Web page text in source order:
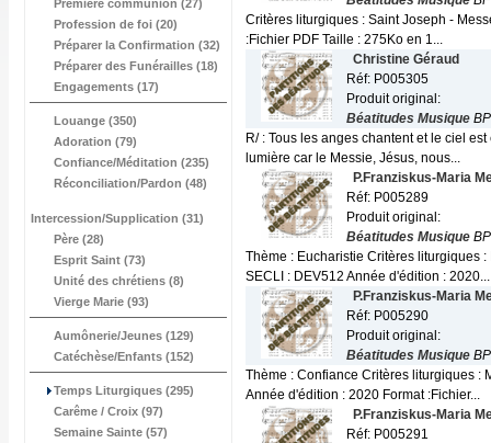
Première communion (27)
Profession de foi (20)
Préparer la Confirmation (32)
Préparer des Funérailles (18)
Engagements (17)
Louange (350)
Adoration (79)
Confiance/Méditation (235)
Réconciliation/Pardon (48)
Intercession/Supplication (31)
Père (28)
Esprit Saint (73)
Unité des chrétiens (8)
Vierge Marie (93)
Aumônerie/Jeunes (129)
Catéchèse/Enfants (152)
Temps Liturgiques (295)
Carême / Croix (97)
Semaine Sainte (57)
Critères liturgiques : Saint Joseph -
:Fichier PDF Taille : 275Ko en 1...
Christine Géraud
Réf: P005305
Produit original:
Béatitudes Musique
R/ : Tous les anges chantent et le ciel
lumière car le Messie, Jésus, nous...
P.Franziskus-Maria
Réf: P005289
Produit original:
Béatitudes Musique
Thème : Eucharistie Critères liturgiques
SECLI : DEV512 Année d'édition : 2020...
P.Franziskus-Maria
Réf: P005290
Produit original:
Béatitudes Musique
Thème : Confiance Critères liturgiques :
Année d'édition : 2020 Format :Fichier...
P.Franziskus-Maria
Réf: P005291